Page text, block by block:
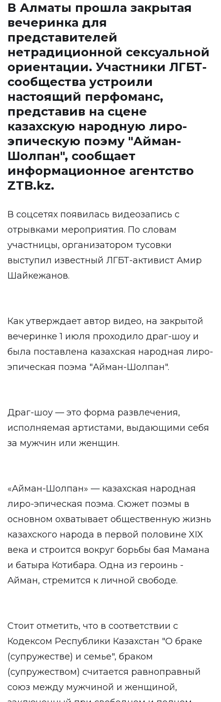
В Алматы прошла закрытая
вечеринка для
представителей
нетрадиционной сексуальной
ориентации. Участники ЛГБТ-
сообщества устроили
настоящий перфоманс,
представив на сцене
казахскую народную лиро-
эпическую поэму "Айман-
Шолпан", сообщает
информационное агентство
ZTB.kz.
В соцсетях появилась видеозапись с
отрывками мероприятия. По словам
участницы, организатором тусовки
выступил известный ЛГБТ-активист Амир
Шайкежанов.
Как утверждает автор видео, на закрытой
вечеринке 1 июля проходило драг-шоу и
была поставлена казахская народная лиро-
эпическая поэма "Айман-Шолпан".
Драг-шоу — это форма развлечения,
исполняемая артистами, выдающими себя
за мужчин или женщин.
«Айман-Шолпан» — казахская народная
лиро-эпическая поэма. Сюжет поэмы в
основном охватывает общественную жизнь
казахского народа в первой половине XIX
века и строится вокруг борьбы бая Мамана
и батыра Котибара. Одна из героинь -
Айман, стремится к личной свободе.
Стоит отметить, что в соответствии с
Кодексом Республики Казахстан "О браке
(супружестве) и семье", браком
(супружеством) считается равноправный
союз между мужчиной и женщиной,